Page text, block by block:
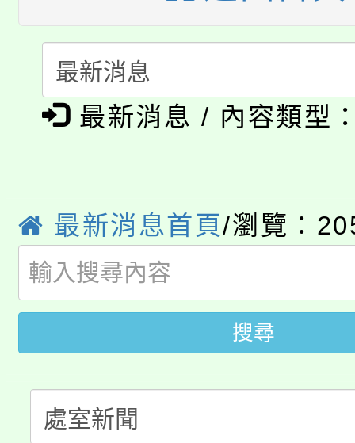
義教育推展貢獻獎」
公告本校115學年度第
代理(課)教師甄選結果(
「2026金融保險知識
車」活動
桃園市115學年度學生
代理(課)教師甄選結果(
轉知中國文化大學推廣
《TA101》溝通分析基
程，歡迎學生輔導中心
心理、諮商輔導、社會
系所師生報名參加。
轉知苗栗縣政府辦理
縣市「校園短影音徵選
門員」簡章及活動海報
踴躍報名參加。
桃園市115學年度學生
要點
「桃園市補助參觀特色
展演活動實施計畫」
115年度「教育部表揚
義教育推展貢獻獎」
最新消息 / 內容類型
最新消息首頁/瀏覽：
搜尋